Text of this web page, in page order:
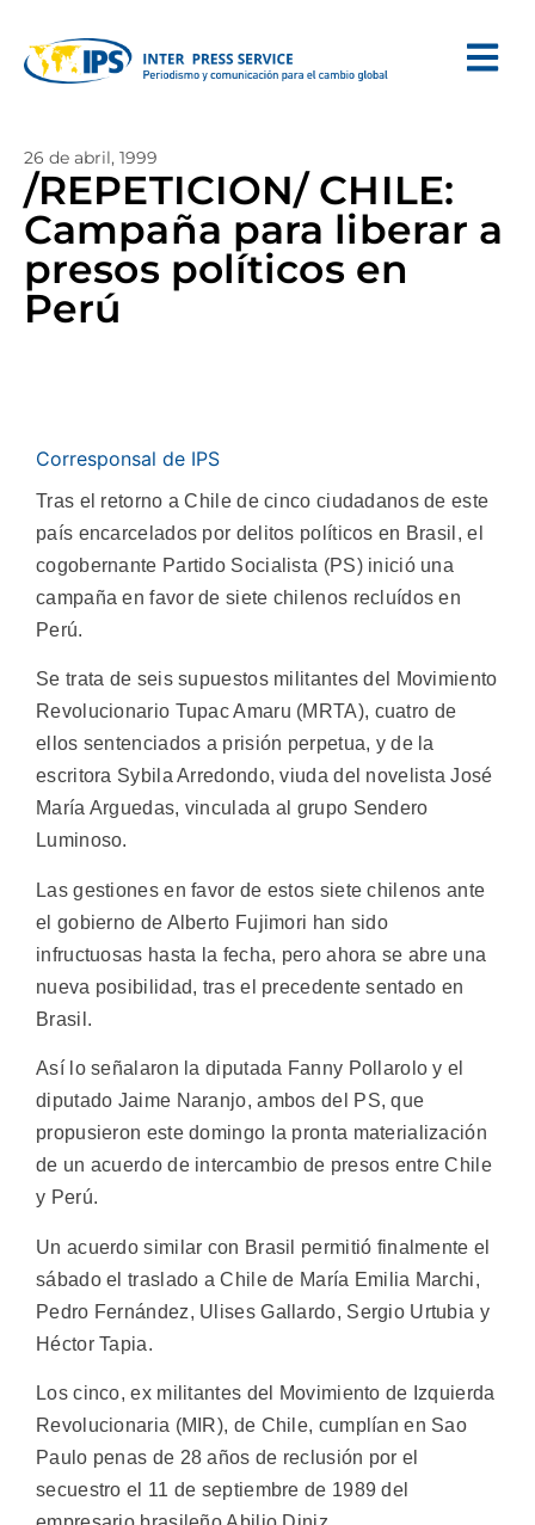
26 de abril, 1999
/REPETICION/ CHILE:
Campaña para liberar a
presos políticos en
Perú
Corresponsal de IPS
Tras el retorno a Chile de cinco ciudadanos de este
país encarcelados por delitos políticos en Brasil, el
cogobernante Partido Socialista (PS) inició una
campaña en favor de siete chilenos recluídos en
Perú.
Se trata de seis supuestos militantes del Movimiento
Revolucionario Tupac Amaru (MRTA), cuatro de
ellos sentenciados a prisión perpetua, y de la
escritora Sybila Arredondo, viuda del novelista José
María Arguedas, vinculada al grupo Sendero
Luminoso.
Las gestiones en favor de estos siete chilenos ante
el gobierno de Alberto Fujimori han sido
infructuosas hasta la fecha, pero ahora se abre una
nueva posibilidad, tras el precedente sentado en
Brasil.
Así lo señalaron la diputada Fanny Pollarolo y el
diputado Jaime Naranjo, ambos del PS, que
propusieron este domingo la pronta materialización
de un acuerdo de intercambio de presos entre Chile
y Perú.
Un acuerdo similar con Brasil permitió finalmente el
sábado el traslado a Chile de María Emilia Marchi,
Pedro Fernández, Ulises Gallardo, Sergio Urtubia y
Héctor Tapia.
Los cinco, ex militantes del Movimiento de Izquierda
Revolucionaria (MIR), de Chile, cumplían en Sao
Paulo penas de 28 años de reclusión por el
secuestro el 11 de septiembre de 1989 del